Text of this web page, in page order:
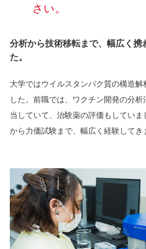
さい。
分析から技術移転まで、幅広く携
た。
大学ではウイルスタンパク質の構造解
した。前職では、ワクチン開発の分
当していて、治験薬の評価もしてい
から力価試験まで、幅広く経験してき